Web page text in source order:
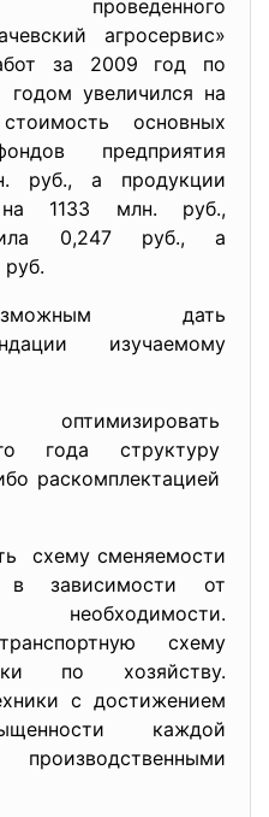
агросервис»
за 2009 год по
увеличился на
основных
предприятия
руб., а продукции
1133 млн. руб.,
0,247 руб., а
дать
изучаемому
года структуру
раскомплектацией
схему сменяемости
в зависимости от
схему
по хозяйству.
с достижением
каждой